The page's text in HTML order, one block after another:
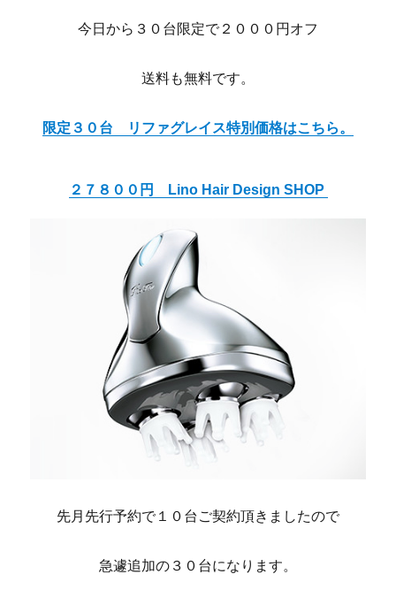
今日から３０台限定で２０００円オフ
送料も無料です。
限定３０台 リファグレイス特別価格はこちら。
２７８００円 Lino Hair Design SHOP
先月先行予約で１０台ご契約頂きましたので
急遽追加の３０台になります。